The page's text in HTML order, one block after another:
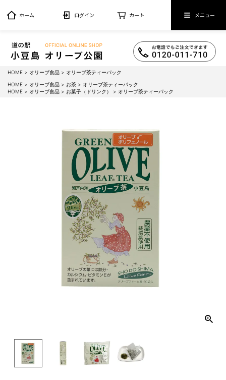
ホーム ログイン カート メニュー
HOME オリーブ食品
オリーブ茶ティーパック
HOME
オリーブ食品 お茶
オリーブ茶ティーパック
HOME
オリーブ食品 お菓子（ドリンク） オリーブ茶ティーパック